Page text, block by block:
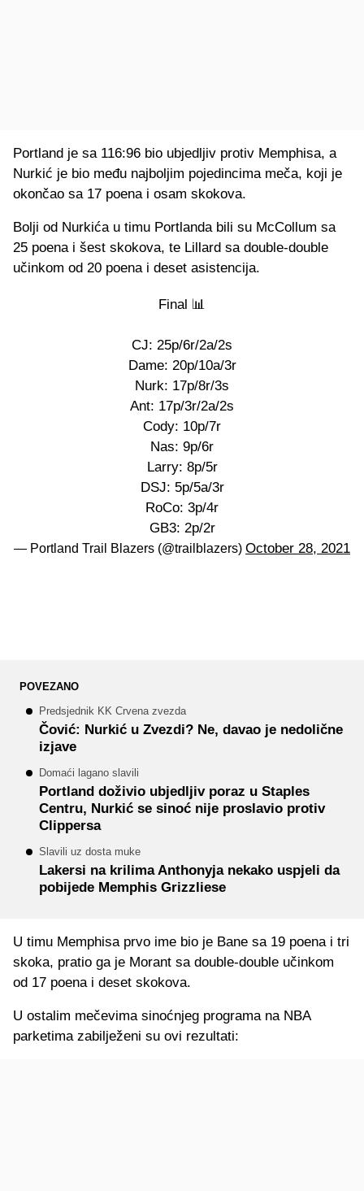
Portland je sa 116:96 bio ubjedljiv protiv Memphisa, a
Nurkić je bio među najboljim pojedincima meča, koji je
okončao sa 17 poena i osam skokova.
Bolji od Nurkića u timu Portlanda bili su McCollum sa
25 poena i šest skokova, te Lillard sa double-double
učinkom od 20 poena i deset asistencija.
Final 📊
CJ: 25p/6r/2a/2s
Dame: 20p/10a/3r
Nurk: 17p/8r/3s
Ant: 17p/3r/2a/2s
Cody: 10p/7r
Nas: 9p/6r
Larry: 8p/5r
DSJ: 5p/5a/3r
RoCo: 3p/4r
GB3: 2p/2r
— Portland Trail Blazers (@trailblazers) October 28, 2021
POVEZANO
Predsjednik KK Crvena zvezda
Čović: Nurkić u Zvezdi? Ne, davao je nedolične
izjave
Domaći lagano slavili
Portland doživio ubjedljiv poraz u Staples
Centru, Nurkić se sinoć nije proslavio protiv
Clippersa
Slavili uz dosta muke
Lakersi na krilima Anthonyja nekako uspjeli da
pobijede Memphis Grizzliese
U timu Memphisa prvo ime bio je Bane sa 19 poena i tri
skoka, pratio ga je Morant sa double-double učinkom
od 17 poena i deset skokova.
U ostalim mečevima sinoćnjeg programa na NBA
parketima zabilježeni su ovi rezultati: